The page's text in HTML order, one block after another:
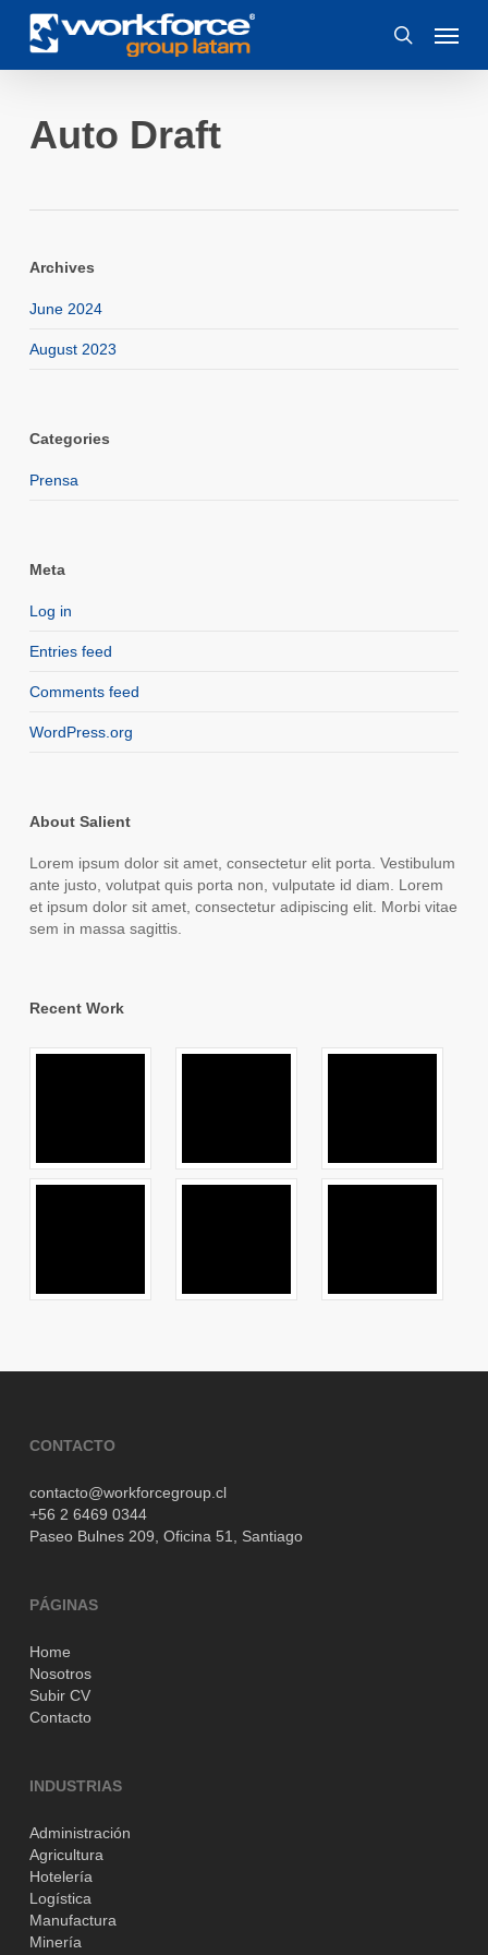
main
content
search
Menu
Auto Draft
Archives
June 2024
August 2023
Categories
Prensa
Meta
Log in
Entries feed
Comments feed
WordPress.org
About Salient
Lorem ipsum dolor sit amet, consectetur elit porta. Vestibulum
ante justo, volutpat quis porta non, vulputate id diam. Lorem
et ipsum dolor sit amet, consectetur adipiscing elit. Morbi vitae
sem in massa sagittis.
Recent Work
CONTACTO
contacto@workforcegroup.cl
+56 2 6469 0344
Paseo Bulnes 209, Oficina 51, Santiago
PÁGINAS
Home
Nosotros
Subir CV
Contacto
INDUSTRIAS
Administración
Agricultura
Hotelería
Logística
Manufactura
Minería